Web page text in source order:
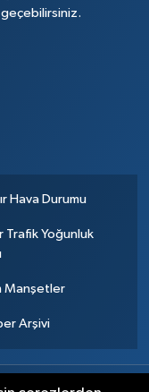
Hava Durumu
Trafik Yoğunluk
Manşetler
Arşivi